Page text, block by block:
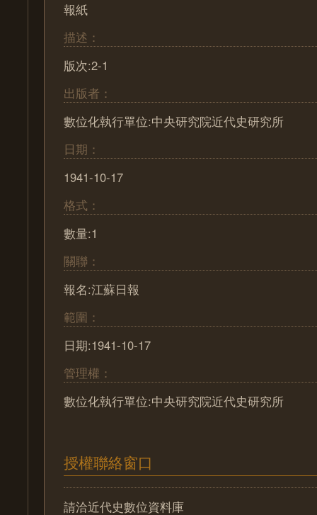
報紙
描述：
版次:2-1
出版者：
數位化執行單位:中央研究院近代史研究所
日期：
1941-10-17
格式：
數量:1
關聯：
報名:江蘇日報
範圍：
日期:1941-10-17
管理權：
數位化執行單位:中央研究院近代史研究所
授權聯絡窗口
請洽近代史數位資料庫